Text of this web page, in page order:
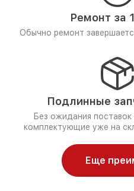
Ремонт за
Обычно ремонт
Подлинные
Без ожидания
комплектующие уже на
Еще